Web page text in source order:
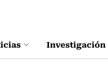
Investigación